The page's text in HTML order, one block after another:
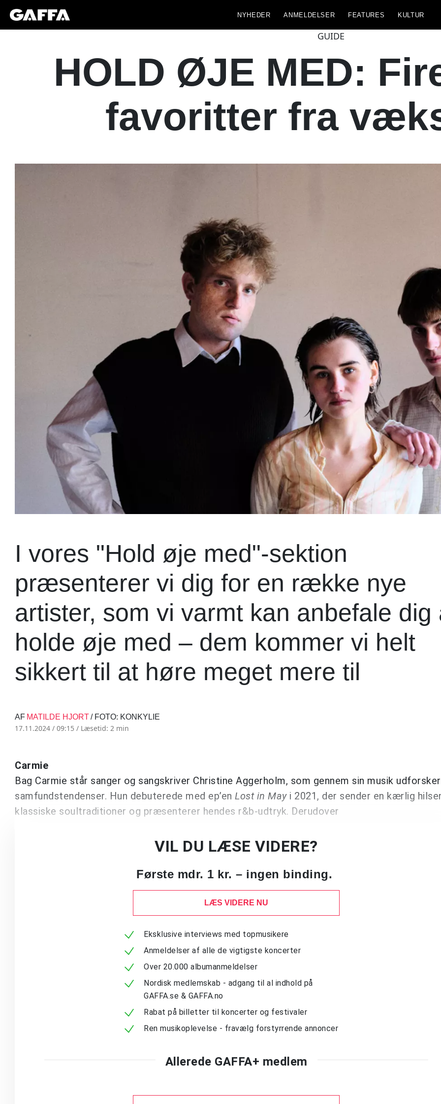
NYHEDER ANMELDELSER FEATURES KULTUR
GUIDE
HOLD ØJE MED:
favoritter fra
I vores "Hold øje med"-sektion
præsenterer vi dig for en række nye
artister, som vi varmt kan anbefale dig
holde øje med – dem kommer vi helt
sikkert til at høre meget mere til
AF MATILDE HJORT/ FOTO: KONKYLIE
17.11.2024 / 09:15 / Læsetid: 2 min
Carmie
Bag Carmie står sanger og sangskriver Christine Aggerholm, som gennem sin musik udforsker
samfundstendenser. Hun debuterede med ep’en Lost in Mayi 2021, der sender en kærlig
klassiske soultraditioner og præsenterer hendes r&b-udtryk. Derudover
VIL DU LÆSE VIDERE?
Første mdr. 1 kr. – ingen binding.
LÆS VIDERE NU
Eksklusive interviews med topmusikere
Anmeldelser af alle de vigtigste koncerter
Over 20.000 albumanmeldelser
Nordisk medlemskab - adgang til al indhold på
GAFFA.se & GAFFA.no
Rabat på billetter til koncerter og festivaler
Ren musikoplevelse - fravælg forstyrrende annoncer
Allerede GAFFA+ medlem